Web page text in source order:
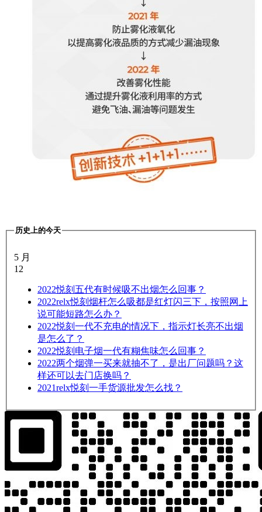
历史上的今天
5 月
12
2022悦刻五代有时候吸不出烟怎么回事？
2022relx悦刻烟杆怎么吸都是红灯闪三下，按照网上
说可能短路怎么办？
2022悦刻一代不充电的情况下，指示灯长亮不出烟
是怎么了？
2022悦刻电子烟一代有糊焦味怎么回事？
2022两个烟弹一买来就抽不了，是出厂问题吗？这
样还可以去门店换吗？
2021relx悦刻一手货源批发怎么找？